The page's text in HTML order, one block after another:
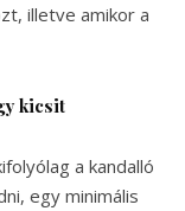
illetve amikor a
kicsit
a kandalló
egy minimális